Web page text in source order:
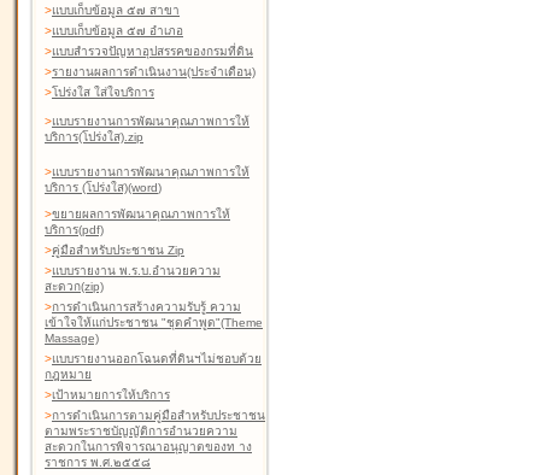
>แบบเก็บข้อมูล ๕๗ สาขา
>แบบเก็บข้อมูล ๕๗ อำเภอ
>แบบสำรวจปัญหาอุปสรรคของกรมที่ดิน
>รายงานผลการดำเนินงาน(ประจำเดือน)
>โปร่งใส ใส่ใจบริการ
>แบบรายงานการพัฒนาคุณภาพการให้
บริการ(โปร่งใส).zip
>แบบรายงานการพัฒนาคุณภาพการให้
บริการ (โปร่งใส)(word)
>ขยายผลการพัฒนาคุณภาพการให้
บริการ(pdf)
>คู่มือสำหรับประชาชน Zip
>แบบรายงาน พ.ร.บ.อำนวยความ
สะดวก(zip)
>การดำเนินการสร้างความรับรู้ ความ
เข้าใจให้แก่ประชาชน "ชุดคำพูด"(Theme
Massage)
>แบบรายงานออกโฉนดที่ดินฯไม่ชอบด้วย
กฎหมาย
>เป้าหมายการให้บริการ
>การดำเนินการตามคู่มือสำหรับประชาชน
ตามพระราชบัญญัติการอำนวยความ
สะดวกในการพิจารณาอนุญาตของท าง
ราชการ พ.ศ.๒๕๕๘